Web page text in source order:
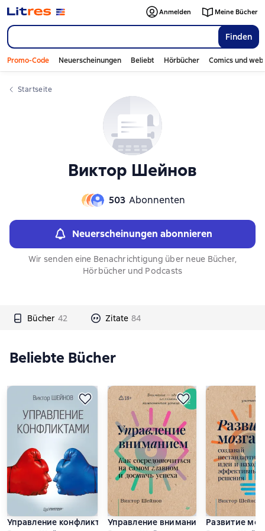
Finden
Anmelden Meine Bücher
Promo-Code Neuerscheinungen Beliebt Hörbücher Comics und
Startseite
Виктор Шейнов
503 Abonnenten
Neuerscheinungen abonnieren
Wir senden eine Benachrichtigung über neue Bücher,
Hörbücher und Podcasts
Bücher 42 Zitate 84
Слайдер с книгами
Beliebte Bücher
Управление конфликтамиУправление вниманием. КакРазвитие
Слайдер с книгами